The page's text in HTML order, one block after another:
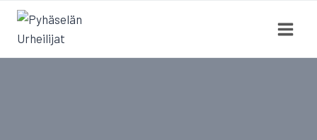
Siirry
sisältöön